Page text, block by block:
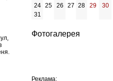
24
25 26 27 28 29
30
31
Фотогалерея
Реклама: